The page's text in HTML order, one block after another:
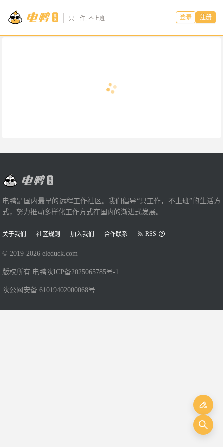
只工作, 不上班 登录 注册
电鸭是国内最早的远程工作社区。我们倡导“只工作，不上班”的生活方
式，努力推动多样化工作方式在国内的渐进式发展。
关于我们 社区规则 加入我们 合作联系 RSS
© 2019-2026 eleduck.com
版权所有 电鸭 陕ICP备2025065785号-1
陕公网安备 61019402000068号